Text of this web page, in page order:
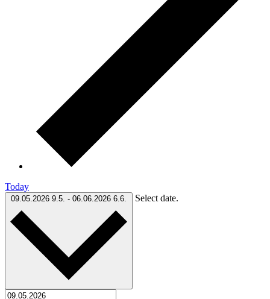
Today
09.05.2026 9.5. - 06.06.2026 6.6. Select date.